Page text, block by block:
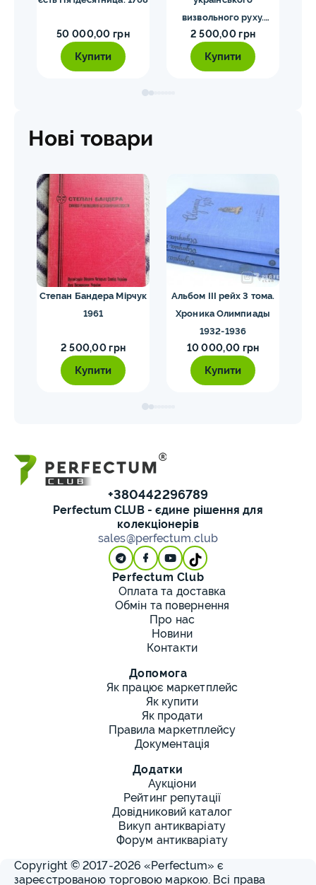
50 000,00 грн
Купити
визвольного руху.
Мірчук П. 1955
2 500,00 грн
Купити
Нові товари
Степан Бандера Мірчук
1961
2 500,00 грн
Купити
Альбом III рейх 3 тома.
Хроника Олимпиады
1932-1936
10 000,00 грн
Купити
+380442296789
Perfectum CLUB - єдине рішення для
колекціонерів
sales@perfectum.club
Perfectum Club
Оплата та доставка
Обмін та повернення
Про нас
Новини
Контакти
Допомога
Як працює маркетплейс
Як купити
Як продати
Правила маркетплейсу
Документація
Додатки
Аукціони
Рейтинг репутації
Довідниковий каталог
Викуп антикваріату
Форум антикваріату
Copyright © 2017-2026 «Perfectum» є
зареєстрованою торговою маркою. Всі права